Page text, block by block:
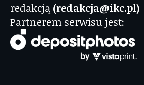
redakcją (redakcja@ikc.pl)
Partnerem serwisu jest: